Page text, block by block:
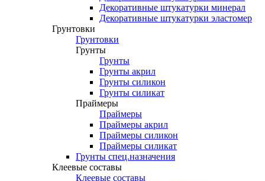
Декоративные штукатурки минерал
Декоративные штукатурки эластомер
Грунтовки
Грунтовки
Грунты
Грунты
Грунты акрил
Грунты силикон
Грунты силикат
Праймеры
Праймеры
Праймеры акрил
Праймеры силикон
Праймеры силикат
Грунты спец.назначения
Клеевые составы
Клеевые составы